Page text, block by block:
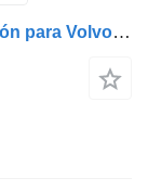
Coloană de direcție columna de dirección para Volvo cu pedală de ambreiaj și cablu camión